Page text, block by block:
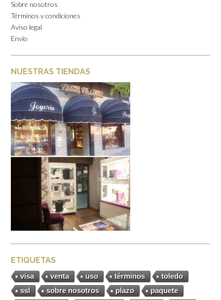
Sobre nosotros
Términos y condiciones
Aviso legal
Envío
NUESTRAS TIENDAS
ETIQUETAS
visa venta uso términos
toledo
ssl
sobre nosotros plazo
paquete